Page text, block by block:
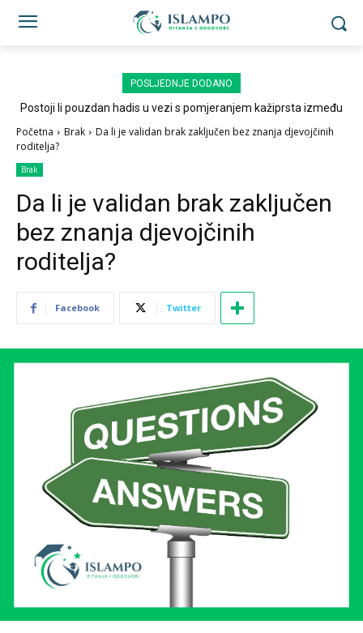
POSLJEDNJE DODANO
Postoji li pouzdan hadis u vezi s pomjeranjem kažiprsta između
Početna Brak
Da li je validan brak zaključen bez znanja djevojčinih
roditelja?
Brak
Da li je validan brak zaključen
bez znanja djevojčinih
roditelja?
Facebook Twitter